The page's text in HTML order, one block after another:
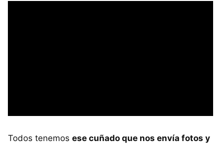
Todos tenemos ese cuñado que nos envía fotos y